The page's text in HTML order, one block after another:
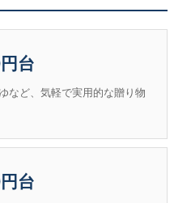
台
など、気軽で実用的な贈り物
台